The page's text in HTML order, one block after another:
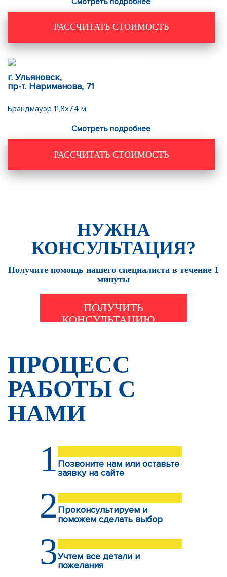
РАССЧИТАТЬ СТОИМОСТЬ
г. Ульяновск,
пр-т. Нариманова, 71
Брандмауэр 11,8х7,4 м
Смотреть подробнее
РАССЧИТАТЬ СТОИМОСТЬ
НУЖНА
КОНСУЛЬТАЦИЯ?
Получите помощь нашего специалиста в течение 1
минуты
ПОЛУЧИТЬ
КОНСУЛЬТАЦИЮ
ПРОЦЕСС
РАБОТЫ С
НАМИ
1 Позвоните нам или оставьте
заявку на сайте
2 Проконсультируем и
поможем сделать выбор
3Учтем все детали и
пожелания